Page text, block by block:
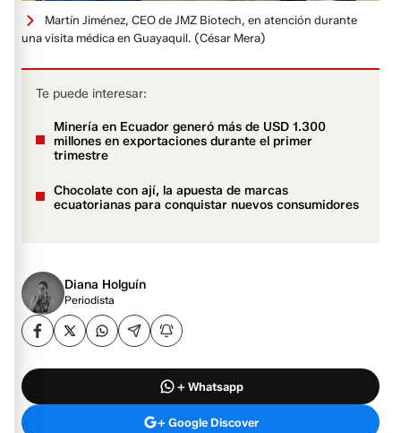
Martín Jiménez, CEO de JMZ Biotech, en atención durante
una visita médica en Guayaquil. (César Mera)
Te puede interesar:
Minería en Ecuador generó más de USD 1.300
millones en exportaciones durante el primer
trimestre
Chocolate con ají, la apuesta de marcas
ecuatorianas para conquistar nuevos consumidores
Diana Holguín
Periodista
+ Whatsapp
+ Google Discover